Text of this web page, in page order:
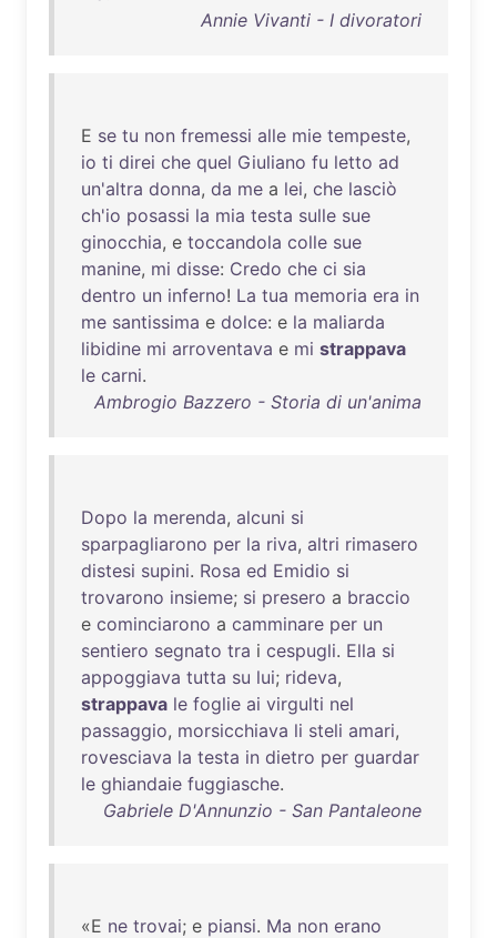
Annie Vivanti - I divoratori
E se tu non fremessi alle mie tempeste,
io ti direi che quel Giuliano fu letto ad
un'altra donna, da me a lei, che lasciò
ch'io posassi la mia testa sulle sue
ginocchia, e toccandola colle sue
manine, mi disse: Credo che ci sia
dentro un inferno! La tua memoria era in
me santissima e dolce: e la maliarda
libidine mi arroventava e mi strappava
le carni.
Ambrogio Bazzero - Storia di un'anima
Dopo la merenda, alcuni si
sparpagliarono per la riva, altri rimasero
distesi supini. Rosa ed Emidio si
trovarono insieme; si presero a braccio
e cominciarono a camminare per un
sentiero segnato tra i cespugli. Ella si
appoggiava tutta su lui; rideva,
strappava le foglie ai virgulti nel
passaggio, morsicchiava li steli amari,
rovesciava la testa in dietro per guardar
le ghiandaie fuggiasche.
Gabriele D'Annunzio - San Pantaleone
«E ne trovai; e piansi. Ma non erano